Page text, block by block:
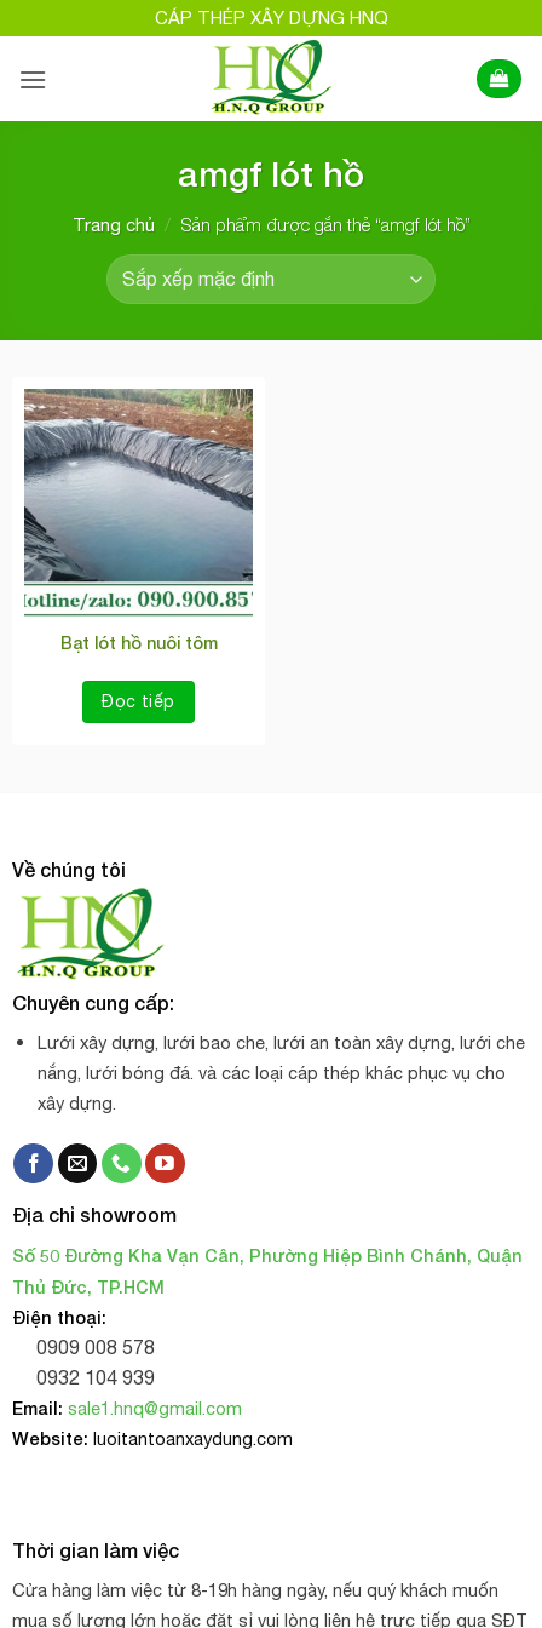
qua
nội
CÁP THÉP XÂY DỰNG HNQ
amgf lót hồ
Trang chủ / Sản phẩm được gắn thẻ “amgf lót hồ”
Bạt lót hồ nuôi tôm
Đọc tiếp
Về chúng tôi
Chuyên cung cấp:
Lưới xây dựng, lưới bao che, lưới an toàn xây dựng, lưới che
nắng, lưới bóng đá. và các loại cáp thép khác phục vụ cho
xây dựng.
Địa chỉ showroom
Số 50 Đường Kha Vạn Cân, Phường Hiệp Bình Chánh, Quận
Thủ Đức, TP.HCM
Điện thoại:
0909 008 578
0932 104 939
Email: sale1.hnq@gmail.com
Website: luoitantoanxaydung.com
Thời gian làm việc
Cửa hàng làm việc từ 8-19h hàng ngày, nếu quý khách muốn
mua số lượng lớn hoặc đặt sỉ vui lòng liên hệ trực tiếp qua SĐT